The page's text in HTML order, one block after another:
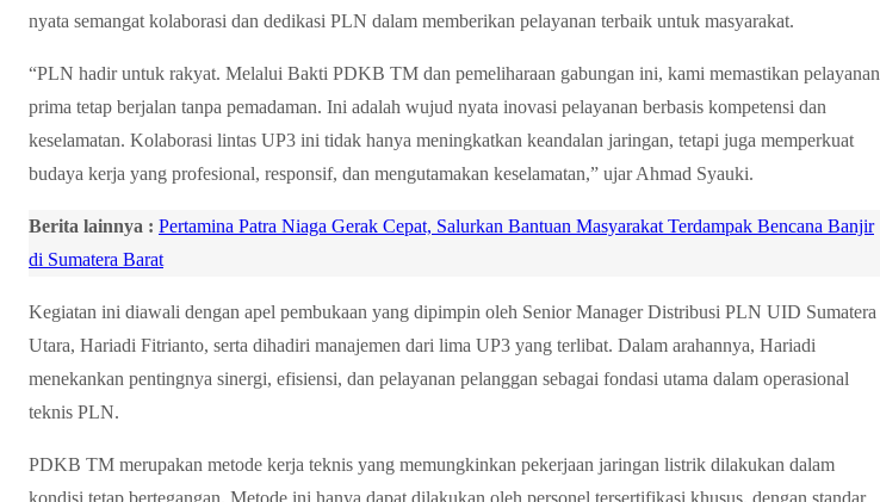
nyata semangat kolaborasi dan dedikasi PLN dalam memberikan pelayanan terbaik untuk masyarakat.
“PLN hadir untuk rakyat. Melalui Bakti PDKB TM dan pemeliharaan gabungan ini, kami memastikan pelayanan
prima tetap berjalan tanpa pemadaman. Ini adalah wujud nyata inovasi pelayanan berbasis kompetensi dan
keselamatan. Kolaborasi lintas UP3 ini tidak hanya meningkatkan keandalan jaringan, tetapi juga memperkuat
budaya kerja yang profesional, responsif, dan mengutamakan keselamatan,” ujar Ahmad Syauki.
Berita lainnya : Pertamina Patra Niaga Gerak Cepat, Salurkan Bantuan Masyarakat Terdampak Bencana Banjir
di Sumatera Barat
Kegiatan ini diawali dengan apel pembukaan yang dipimpin oleh Senior Manager Distribusi PLN UID Sumatera
Utara, Hariadi Fitrianto, serta dihadiri manajemen dari lima UP3 yang terlibat. Dalam arahannya, Hariadi
menekankan pentingnya sinergi, efisiensi, dan pelayanan pelanggan sebagai fondasi utama dalam operasional
teknis PLN.
PDKB TM merupakan metode kerja teknis yang memungkinkan pekerjaan jaringan listrik dilakukan dalam